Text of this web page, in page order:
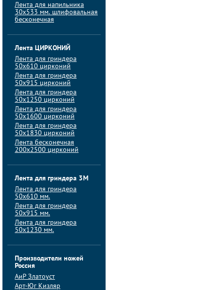
Лента для напильника
30х533 мм. шлифовальная
бесконечная
Лента ЦИРКОНИЙ
Лента для гриндера
50х610 цирконий
Лента для гриндера
50х915 цирконий
Лента для гриндера
50х1250 цирконий
Лента для гриндера
50х1600 цирконий
Лента для гриндера
50x1830 цирконий
Лента бесконечная
200х2500 цирконий
Лента для гриндера 3M
Лента для гриндера
50x610 мм.
Лента для гриндера
50x915 мм.
Лента для гриндера
50x1230 мм.
Производители ножей
Россия
АиP Златоуст
Арт-Юг Кизляр